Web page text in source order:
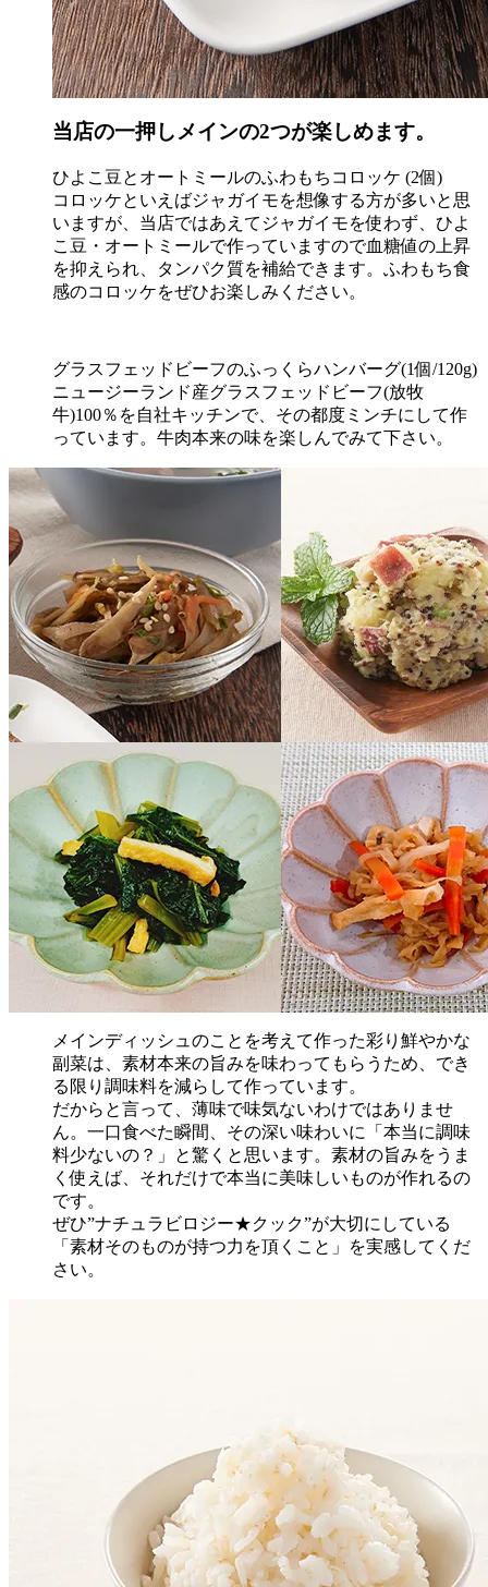
当店の一押しメインの2つが楽しめます。
ひよこ豆とオートミールのふわもちコロッケ (2個)
コロッケといえばジャガイモを想像する方が多いと思
いますが、当店ではあえてジャガイモを使わず、ひよ
こ豆・オートミールで作っていますので血糖値の上昇
を抑えられ、タンパク質を補給できます。ふわもち食
感のコロッケをぜひお楽しみください。
グラスフェッドビーフのふっくらハンバーグ(1個/120g)
ニュージーランド産グラスフェッドビーフ(放牧
牛)100％を自社キッチンで、その都度ミンチにして作
っています。牛肉本来の味を楽しんでみて下さい。
メインディッシュのことを考えて作った彩り鮮やかな
副菜は、素材本来の旨みを味わってもらうため、でき
る限り調味料を減らして作っています。
だからと言って、薄味で味気ないわけではありませ
ん。一口食べた瞬間、その深い味わいに「本当に調味
料少ないの？」と驚くと思います。素材の旨みをうま
く使えば、それだけで本当に美味しいものが作れるの
です。
ぜひ”ナチュラビロジー★クック”が大切にしている
「素材そのものが持つ力を頂くこと」を実感してくだ
さい。